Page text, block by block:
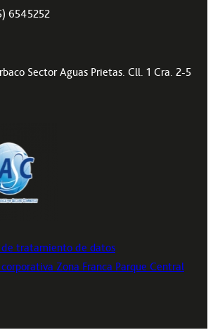
6545252
Sector Aguas Prietas. Cll. 1 Cra. 2-5
de tratamiento de datos
Zona Franca Parque Central